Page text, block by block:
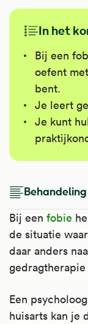
In het
Bij een
oefent
bent.
Je leert
Je kunt
Bij een fobie
de situatie
daar anders
gedragtherapie
Een
huisarts kan je